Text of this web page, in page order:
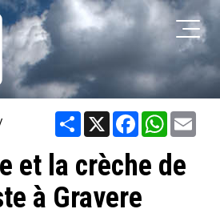
Share X Facebook
et la crèche de
à Gravere